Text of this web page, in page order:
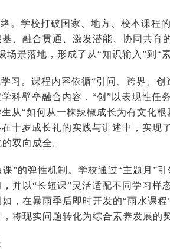
。学校打破国家、地方、校本课程
、融合贯通、激发潜能、协同共育
场景落地，形成了从“知识输入”
学习。课程内容依循“引问、跨界、
科壁垒融合内容，“创”以表现性任
从“如何从一株辣椒成长为有文化
十岁成长礼的实践与讲述中，实现
化的双向成全。
课”的弹性机制。学校通过“主题月”
并以“长短课”灵活适配不同学习样
，在暴雨季后即时开发的“雨水课
，将现实问题转化为综合素养发